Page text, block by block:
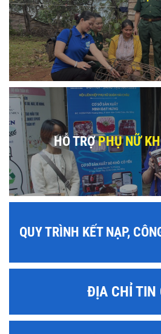
HỖ TRỢPHỤ NỮ
QUY TRÌNH KẾT NẠP,
ĐỊA CHỈ TIN